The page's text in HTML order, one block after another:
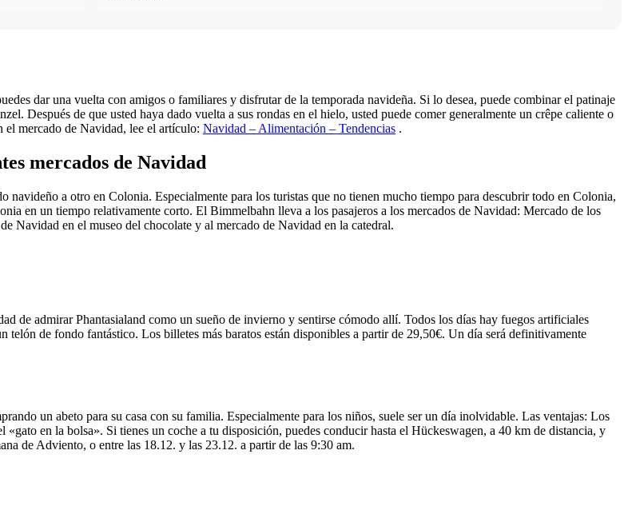
dar una vuelta con amigos o familiares y disfrutar de la temporada navideña. Si lo desea, puede combinar el patinaje
Después de que usted haya dado vuelta a sus rondas en el hielo, usted puede comer generalmente un crêpe caliente o
el mercado de Navidad, lee el artículo: Navidad – Alimentación – Tendencias .
mercados de Navidad
navideño a otro en Colonia. Especialmente para los turistas que no tienen mucho tiempo para descubrir todo en Colonia,
en un tiempo relativamente corto. El Bimmelbahn lleva a los pasajeros a los mercados de Navidad: Mercado de los
Navidad en el museo del chocolate y al mercado de Navidad en la catedral.
de admirar Phantasialand como un sueño de invierno y sentirse cómodo allí. Todos los días hay fuegos artificiales
telón de fondo fantástico. Los billetes más baratos están disponibles a partir de 29,50€. Un día será definitivamente
un abeto para su casa con su familia. Especialmente para los niños, suele ser un día inolvidable. Las ventajas: Los
en la bolsa». Si tienes un coche a tu disposición, puedes conducir hasta el Hückeswagen, a 40 km de distancia, y
de Adviento, o entre las 18.12. y las 23.12. a partir de las 9:30 am.